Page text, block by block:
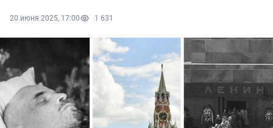
20 июня 2025, 17:00 1 631